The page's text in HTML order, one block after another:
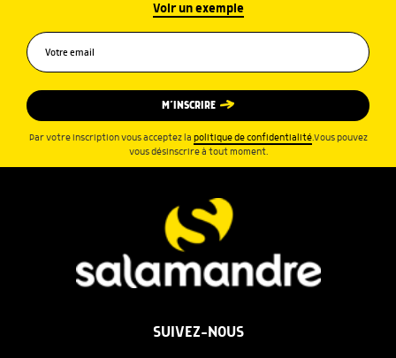
Voir un exemple
M’INSCRIRE
Par votre inscription vous acceptez la politique de confidentialité.Vous pouvez
vous désinscrire à tout moment.
SUIVEZ-NOUS